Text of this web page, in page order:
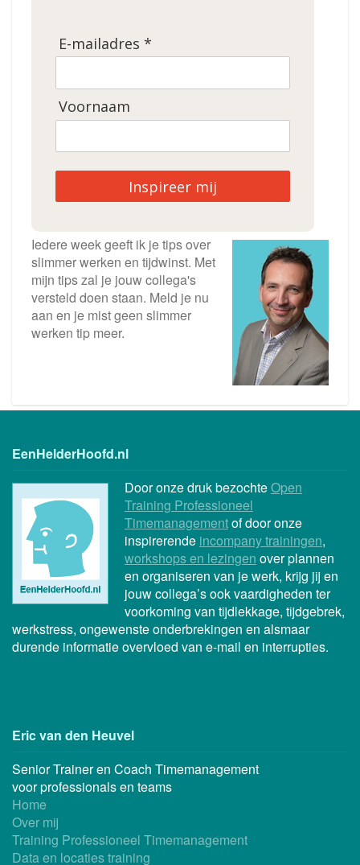
E-mailadres *
Voornaam
Inspireer mij
Iedere week geeft ik je tips over
slimmer werken en tijdwinst. Met
mijn tips zal je jouw collega's
versteld doen staan. Meld je nu
aan en je mist geen slimmer
werken tip meer.
EenHelderHoofd.nl
Door onze druk bezochteOpen
Training Professioneel
Timemanagementof door onze
inspirerende incompany trainingen,
workshops en lezingen over plannen
en organiseren van je werk, krijg jij en
jouw collega’s ook vaardigheden ter
voorkoming van tijdlekkage, tijdgebrek,
werkstress, ongewenste onderbrekingen en alsmaar
durende informatie overvloed van e-mail en interrupties.
Eric van den Heuvel
Senior Trainer en Coach Timemanagement
voor professionals en teams
Home
Over mij
Training Professioneel Timemanagement
Data en locaties training